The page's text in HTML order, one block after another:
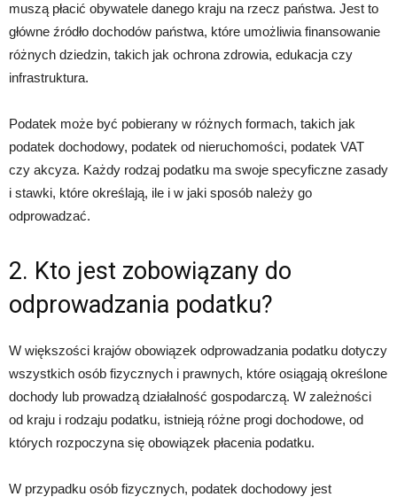
muszą płacić obywatele danego kraju na rzecz państwa. Jest to
główne źródło dochodów państwa, które umożliwia finansowanie
różnych dziedzin, takich jak ochrona zdrowia, edukacja czy
infrastruktura.
Podatek może być pobierany w różnych formach, takich jak
podatek dochodowy, podatek od nieruchomości, podatek VAT
czy akcyza. Każdy rodzaj podatku ma swoje specyficzne zasady
i stawki, które określają, ile i w jaki sposób należy go
odprowadzać.
2. Kto jest zobowiązany do
odprowadzania podatku?
W większości krajów obowiązek odprowadzania podatku dotyczy
wszystkich osób fizycznych i prawnych, które osiągają określone
dochody lub prowadzą działalność gospodarczą. W zależności
od kraju i rodzaju podatku, istnieją różne progi dochodowe, od
których rozpoczyna się obowiązek płacenia podatku.
W przypadku osób fizycznych, podatek dochodowy jest